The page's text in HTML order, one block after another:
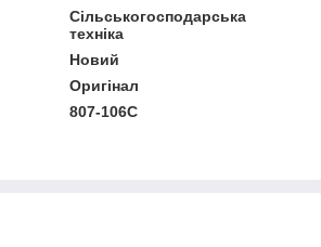
Сільськогосподарська
техніка
Новий
Оригінал
807-106C